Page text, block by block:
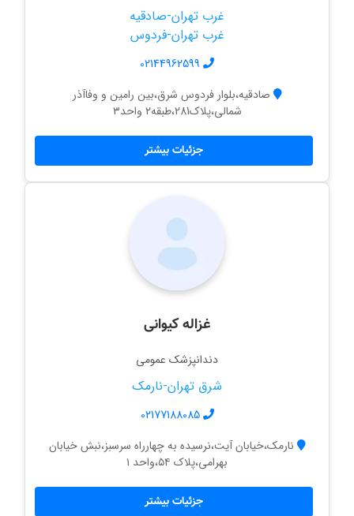
غرب تهران-صادقیه
غرب تهران-فردوس
02144962599
صادقیه،بلوار فردوس شرق،بین رامین و وفاآذر
شمالی،پلاک281،طبقه۲ واحد۳
جزئیات بیشتر
غزاله کیوانی
دندانپزشک عمومی
شرق تهران-نارمک
02177188085
نارمک،خیابان آیت،نرسیده به چهارراه سرسبز،نبش خیابان
بهرامی،پلاک ۵۴،واحد ۱
جزئیات بیشتر